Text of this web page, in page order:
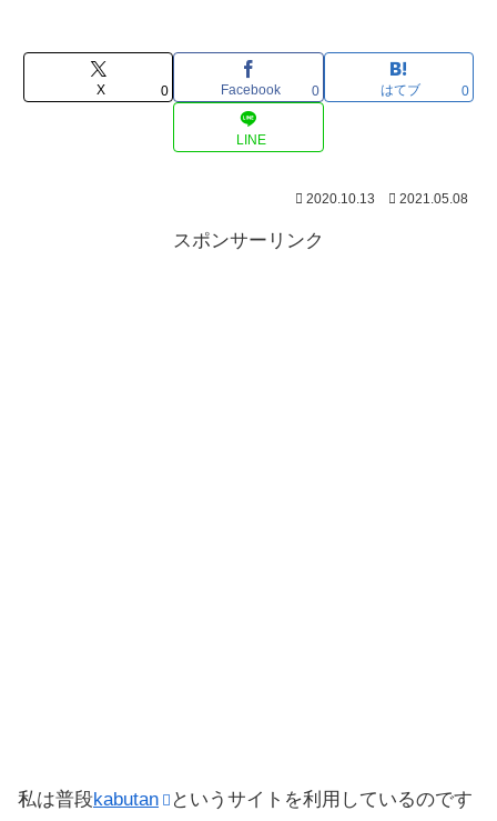
X 0 Facebook 0 はてブ 0
LINE
2020.10.13 2021.05.08
スポンサーリンク
私は普段kabutan
というサイトを利用しているのです